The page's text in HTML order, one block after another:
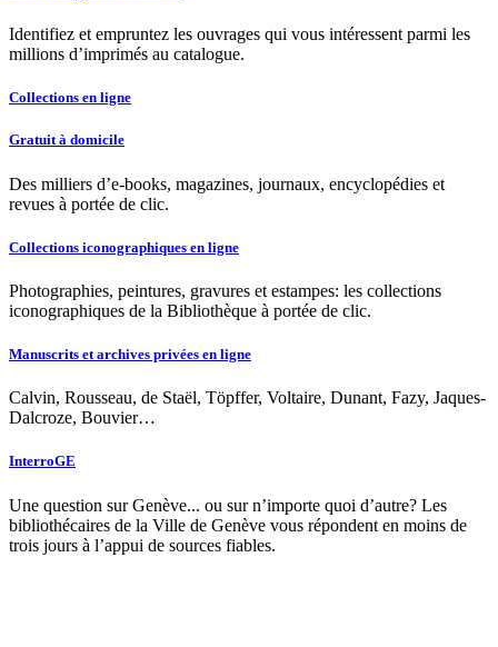
Identifiez et empruntez les ouvrages qui vous intéressent parmi les
millions d’imprimés au catalogue.
Collections en ligne
Gratuit à domicile
Des milliers d’e-books, magazines, journaux, encyclopédies et
revues à portée de clic.
Collections iconographiques en ligne
Photographies, peintures, gravures et estampes: les collections
iconographiques de la Bibliothèque à portée de clic.
Manuscrits et archives privées en ligne
Calvin, Rousseau, de Staël, Töpffer, Voltaire, Dunant, Fazy, Jaques-
Dalcroze, Bouvier…
InterroGE
Une question sur Genève... ou sur n’importe quoi d’autre? Les
bibliothécaires de la Ville de Genève vous répondent en moins de
trois jours à l’appui de sources fiables.